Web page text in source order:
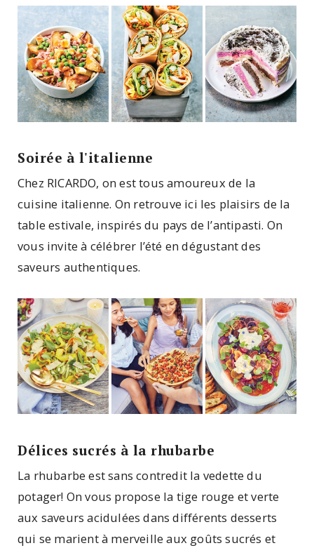
Soirée à l'italienne
Chez RICARDO, on est tous amoureux de la
cuisine italienne. On retrouve ici les plaisirs de la
table estivale, inspirés du pays de l’antipasti. On
vous invite à célébrer l’été en dégustant des
saveurs authentiques.
Délices sucrés à la rhubarbe
La rhubarbe est sans contredit la vedette du
potager! On vous propose la tige rouge et verte
aux saveurs acidulées dans différents desserts
qui se marient à merveille aux goûts sucrés et